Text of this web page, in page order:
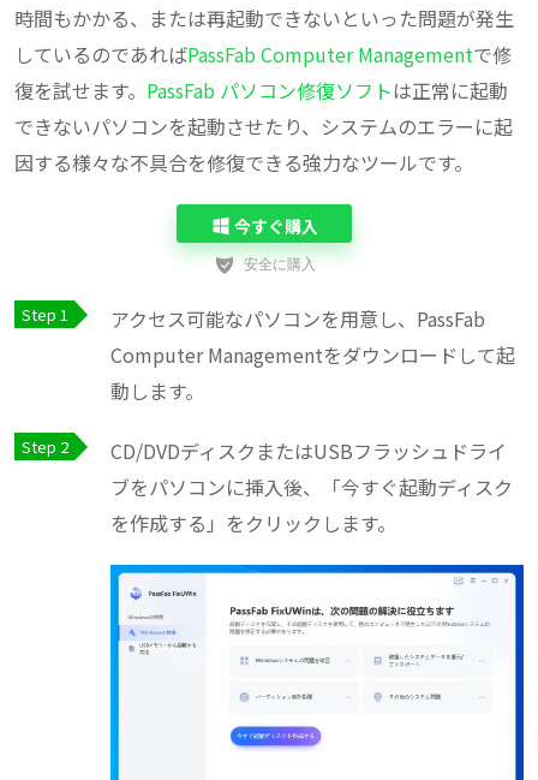
時間もかかる、または再起動できないといった問題が発生
しているのであればPassFab Computer Managementで修
復を試せます。 PassFab パソコン修復ソフトは正常に起動
できないパソコンを起動させたり、システムのエラーに起
因する様々な不具合を修復できる強力なツールです。
今すぐ購入
アクセス可能なパソコンを用意し、PassFab
Computer Managementをダウンロードして起
動します。
CD/DVDディスクまたはUSBフラッシュドライ
ブをパソコンに挿入後、「今すぐ起動ディスク
を作成する」をクリックします。